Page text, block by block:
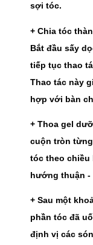
sợi tóc.
+ Chia tóc
Bắt đầu sấy
tiếp tục thao
Thao tác này
hợp với bàn
+ Thoa gel
cuộn tròn
tóc theo chiều
hướng thuận -
+ Sau một
phần tóc đã
định vị các